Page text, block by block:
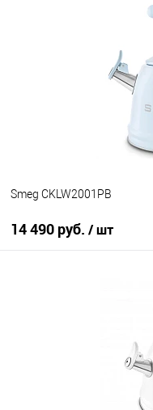
Smeg CKLW2001PB
14 490 руб. / шт